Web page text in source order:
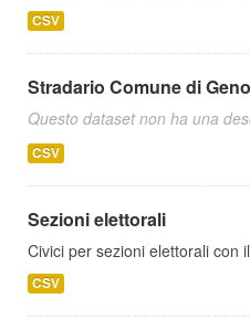
CSV
Stradario Comune di
Questo dataset non ha una
CSV
Sezioni elettorali
Civici per sezioni elettorali con
CSV